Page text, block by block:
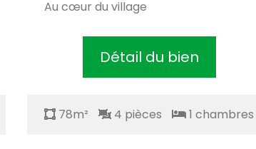
Au cœur du village
Détail du bien
78m² 4 pièces 1 chambres